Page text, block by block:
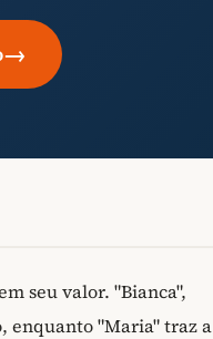
→
seu valor. "Bianca",
enquanto "Maria" traz a